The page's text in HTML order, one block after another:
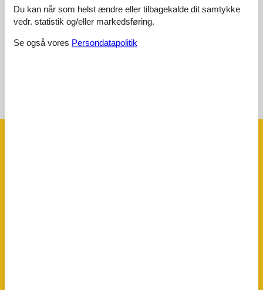
A perfect retreat for couples, The garden was lovely for
relaxing afternoons
Vis alle anmeldelser
Du kan når som helst ændre eller tilbagekalde dit samtykke
vedr. statistik og/eller markedsføring.
Se også vores Persondatapolitik